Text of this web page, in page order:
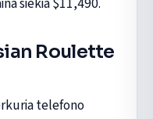
Roulette
telefono